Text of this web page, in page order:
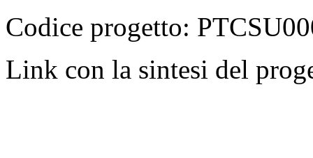
Codice progetto:
Link con la sintesi del